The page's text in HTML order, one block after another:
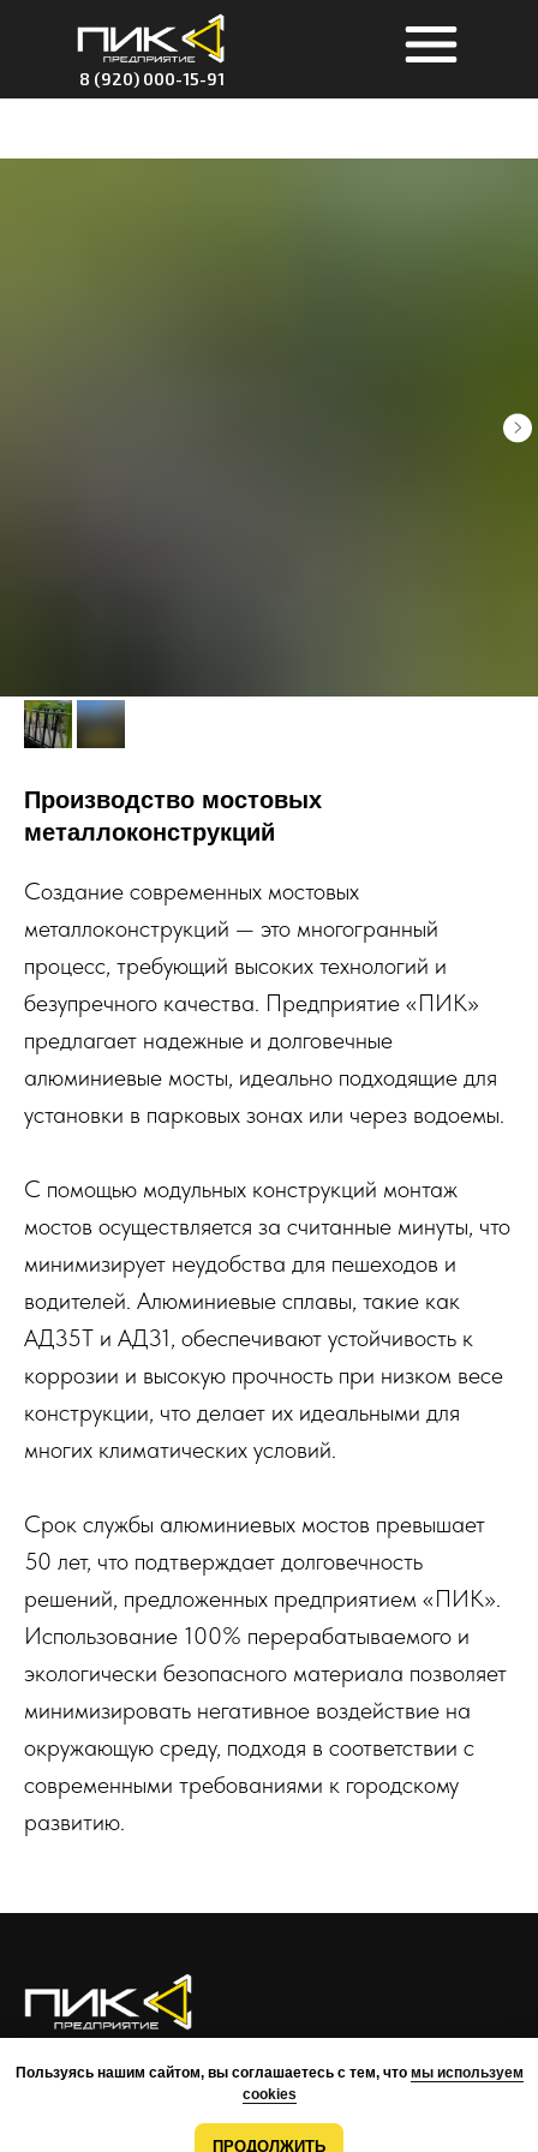
8 (920) 000-15-91
Производство мостовых
металлоконструкций
Создание современных мостовых
металлоконструкций — это многогранный
процесс, требующий высоких технологий и
безупречного качества. Предприятие «ПИК»
предлагает надежные и долговечные
алюминиевые мосты, идеально подходящие для
установки в парковых зонах или через водоемы.
С помощью модульных конструкций монтаж
мостов осуществляется за считанные минуты, что
минимизирует неудобства для пешеходов и
водителей. Алюминиевые сплавы, такие как
АД35Т и АД31, обеспечивают устойчивость к
коррозии и высокую прочность при низком весе
конструкции, что делает их идеальными для
многих климатических условий.
Срок службы алюминиевых мостов превышает
50 лет, что подтверждает долговечность
решений, предложенных предприятием «ПИК».
Использование 100% перерабатываемого и
экологически безопасного материала позволяет
минимизировать негативное воздействие на
окружающую среду, подходя в соответствии с
современными требованиями к городскому
развитию.
О КОМПАНИИ ПРЕИМУЩЕСТВА
МОНТАЖ РАЗРАБОТКА
Пользуясь нашим сайтом, вы соглашаетесь с тем, что мы используем
cookies
ПРОДОЛЖИТЬ